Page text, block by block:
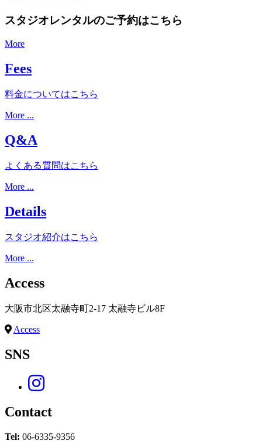
スタジオレンタルのご予約はこちら
More
Fees
料金についてはこちら
More ...
Q&A
よくある質問はこちら
More ...
Details
スタジオ紹介はこちら
More ...
Access
大阪市北区太融寺町2-17 太融寺ビル8F
Access
SNS
Contact
Tel: 06-6335-9356